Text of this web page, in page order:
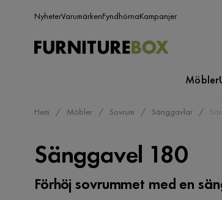
NyheterVarumärkenFyndhörnaKampanjer
Möbler
Hem Möbler Sovrum Sänggavlar
Sänggavel 180
Förhöj sovrummet med en